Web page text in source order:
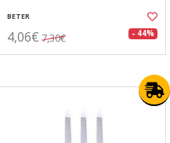
BETER
4,06€ 7,30€ - 44%